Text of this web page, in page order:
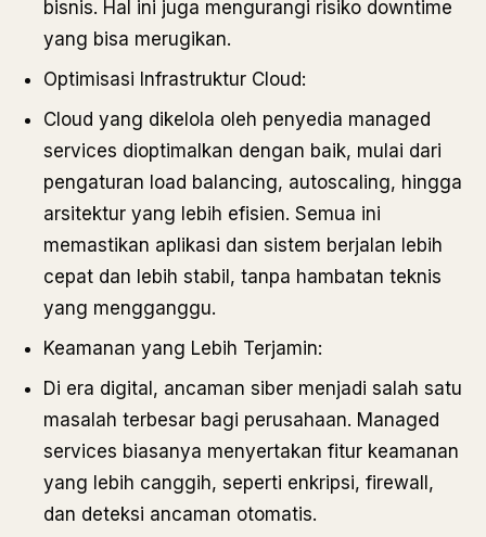
bisnis. Hal ini juga mengurangi risiko downtime
yang bisa merugikan.
Optimisasi Infrastruktur Cloud:
Cloud yang dikelola oleh penyedia managed
services dioptimalkan dengan baik, mulai dari
pengaturan load balancing, autoscaling, hingga
arsitektur yang lebih efisien. Semua ini
memastikan aplikasi dan sistem berjalan lebih
cepat dan lebih stabil, tanpa hambatan teknis
yang mengganggu.
Keamanan yang Lebih Terjamin:
Di era digital, ancaman siber menjadi salah satu
masalah terbesar bagi perusahaan. Managed
services biasanya menyertakan fitur keamanan
yang lebih canggih, seperti enkripsi, firewall,
dan deteksi ancaman otomatis.